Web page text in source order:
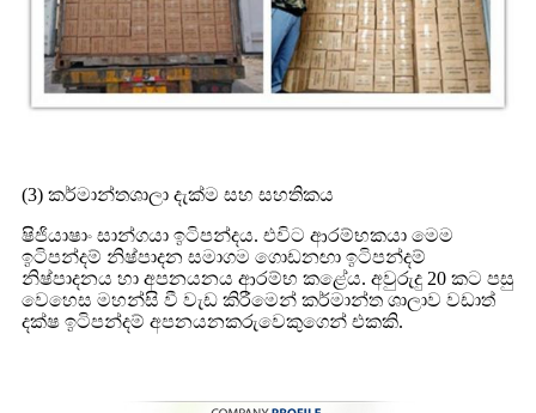
(3) කර්මාන්තශාලා දැක්ම සහ සහතිකය
ෂිජියාෂාං සාන්ගයා ඉටිපන්දය. එවිට ආරම්භකයා මෙම
ඉටිපන්දම් නිෂ්පාදන සමාගම ගොඩනඟා ඉටිපන්දම්
නිෂ්පාදනය හා අපනයනය ආරම්භ කළේය. අවුරුදු 20 කට පසු
වෙහෙස මහන්සි වී වැඩ කිරීමෙන් කර්මාන්ත ශාලාව වඩාත්
දක්ෂ ඉටිපන්දම් අපනයනකරුවෙකුගෙන් එකකි.